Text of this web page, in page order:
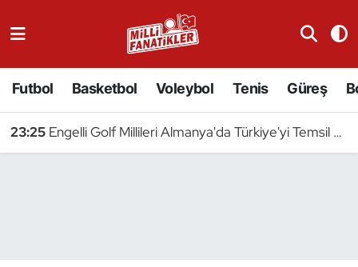
Futbol Basketbol Voleybol Tenis Güreş
23:25 Engelli Golf Millileri Almanya'da Türkiye'yi Temsil Edecek
Badminton